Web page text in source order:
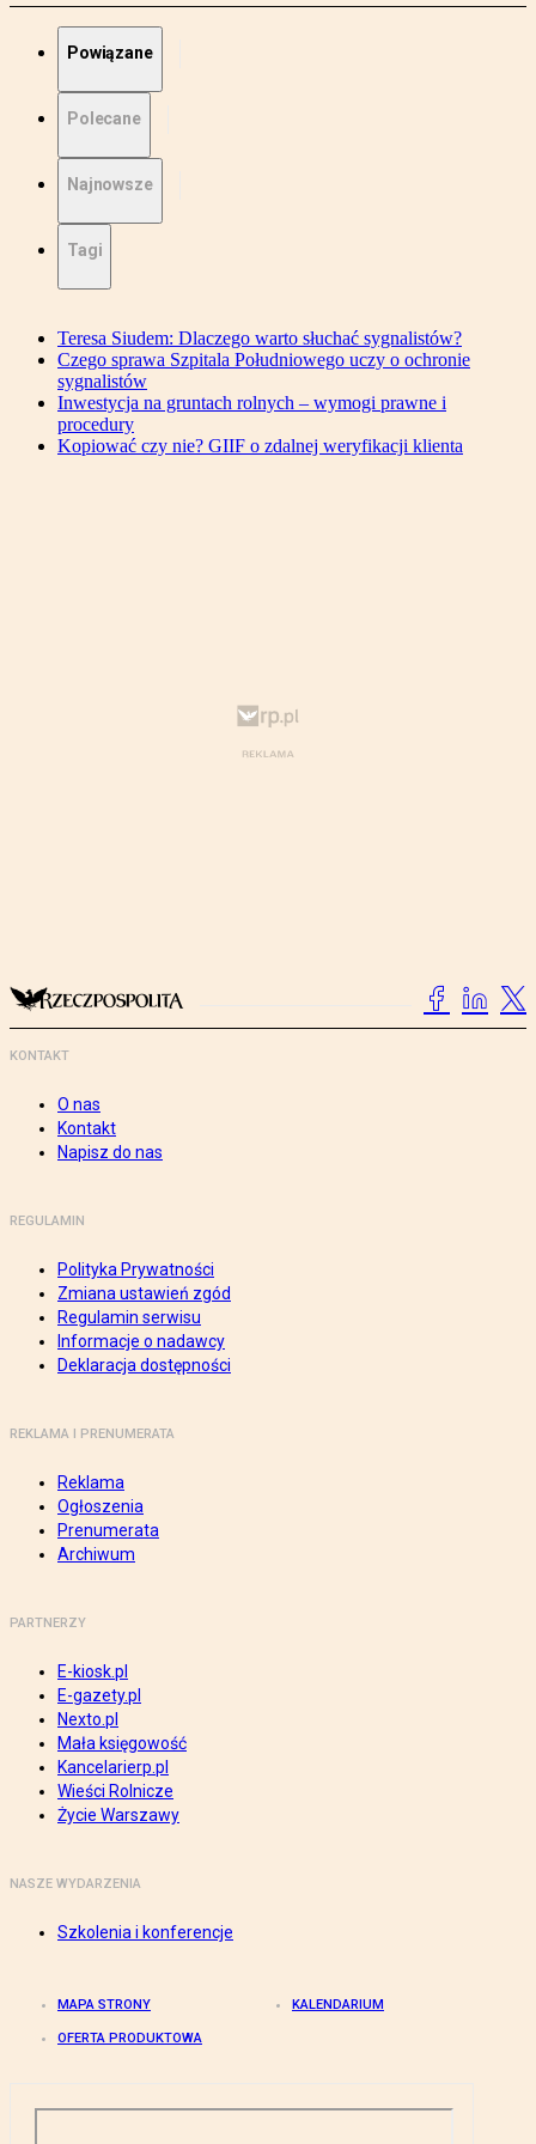
Powiązane
Polecane
Najnowsze
Tagi
Teresa Siudem: Dlaczego warto słuchać sygnalistów?
Czego sprawa Szpitala Południowego uczy o ochronie
sygnalistów
Inwestycja na gruntach rolnych – wymogi prawne i
procedury
Kopiować czy nie? GIIF o zdalnej weryfikacji klienta
KONTAKT
O nas
Kontakt
Napisz do nas
REGULAMIN
Polityka Prywatności
Zmiana ustawień zgód
Regulamin serwisu
Informacje o nadawcy
Deklaracja dostępności
REKLAMA I PRENUMERATA
Reklama
Ogłoszenia
Prenumerata
Archiwum
PARTNERZY
E-kiosk.pl
E-gazety.pl
Nexto.pl
Mała księgowość
Kancelarierp.pl
Wieści Rolnicze
Życie Warszawy
NASZE WYDARZENIA
Szkolenia i konferencje
MAPA STRONY KALENDARIUM
OFERTA PRODUKTOWA